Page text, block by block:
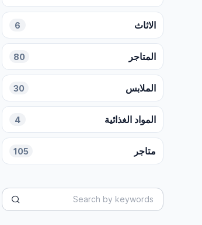
الاثاث 6
المتاجر 80
الملابس 30
المواد الغذائية 4
متاجر 105